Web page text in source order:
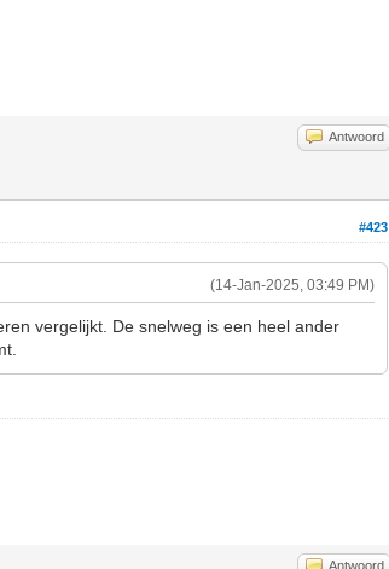
Antwoord
#423
(14-Jan-2025, 03:49 PM)
vergelijkt. De snelweg is een heel ander
Antwoord